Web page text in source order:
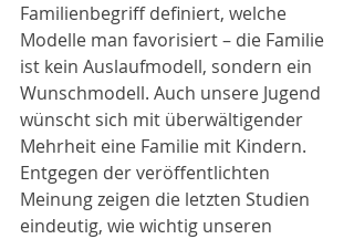
Familienbegriff definiert, welche
Modelle man favorisiert – die Familie
ist kein Auslaufmodell, sondern ein
Wunschmodell. Auch unsere Jugend
wünscht sich mit überwältigender
Mehrheit eine Familie mit Kindern.
Entgegen der veröffentlichten
Meinung zeigen die letzten Studien
eindeutig, wie wichtig unseren